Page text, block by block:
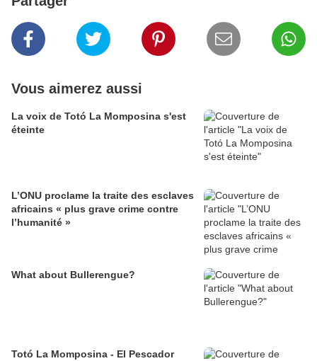
Vous aimerez aussi
La voix de Totó La Momposina s'est
éteinte
L’ONU proclame la traite des esclaves
africains « plus grave crime contre
l’humanité »
What about Bullerengue?
Totó La Momposina - El Pescador